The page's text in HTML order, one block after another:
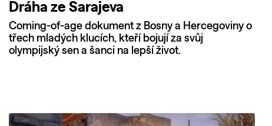
Dráha ze Sarajeva
Coming-of-age dokument z Bosny a Hercegoviny o
třech mladých klucích, kteří bojují za svůj
olympijský sen a šanci na lepší život.